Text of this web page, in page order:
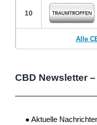
10
Alle
CBD Newsletter
● Aktuelle